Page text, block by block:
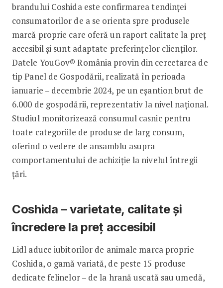
brandului Coshida este confirmarea tendinței
consumatorilor de a se orienta spre produsele
marcă proprie care oferă un raport calitate la preț
accesibil și sunt adaptate preferințelor clienților.
Datele YouGov® România provin din cercetarea de
tip Panel de Gospodării, realizată în perioada
ianuarie – decembrie 2024, pe un eșantion brut de
6.000 de gospodării, reprezentativ la nivel național.
Studiul monitorizează consumul casnic pentru
toate categoriile de produse de larg consum,
oferind o vedere de ansamblu asupra
comportamentului de achiziție la nivelul întregii
țări.
Coshida – varietate, calitate și
încredere la preț accesibil
Lidl aduce iubitorilor de animale marca proprie
Coshida, o gamă variată, de peste 15 produse
dedicate felinelor – de la hrană uscată sau umedă,